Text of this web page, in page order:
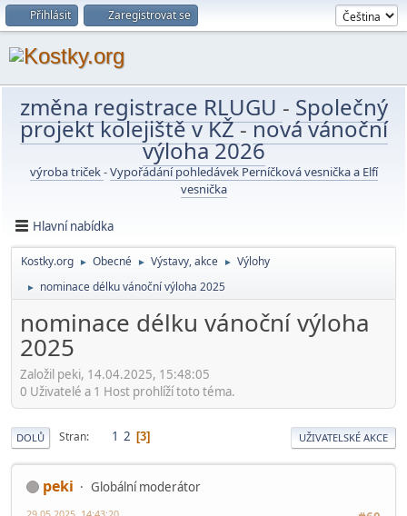
Přihlásit Zaregistrovat se
změna registrace RLUGU - Společný
projekt kolejiště v KŽ-nová vánoční
výloha 2026
výroba triček-Vypořádání pohledávek Perníčková vesnička a Elfí
vesnička
Hlavní nabídka
Kostky.org ► Obecné ► Výstavy, akce ► Výlohy
► nominace délku vánoční výloha 2025
nominace délku vánoční výloha
2025
Založil peki, 14.04.2025, 15:48:05
0 Uživatelé a 1 Host prohlíží toto téma.
DOLŮ Stran 1 2 3 UŽIVATELSKÉ AKCE
peki
Globální moderátor
29.05.2025, 14:43:20